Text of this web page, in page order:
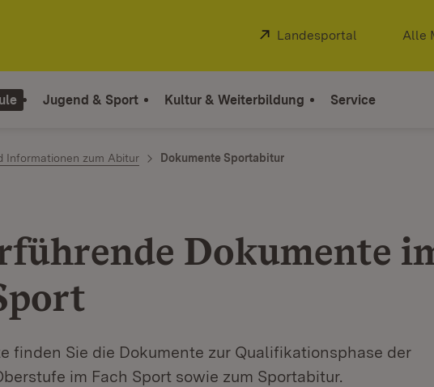
Extern:
Landesportal (Öffnet in
Alle
Jugend & Sport Kultur & Weiterbildung Service
Informationen zum Abitur Dokumente Sportabitur
Dokumente
finden Sie die Dokumente zur Qualifikationsphase der
im Fach Sport sowie zum Sportabitur.